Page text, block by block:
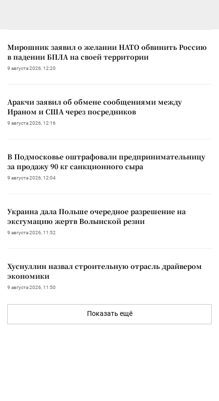
Мирошник заявил о желании НАТО обвинить Россию
в падении БПЛА на своей территории
9 августа 2026, 12:20
Аракчи заявил об обмене сообщениями между
Ираном и США через посредников
9 августа 2026, 12:16
В Подмосковье оштрафовали предпринимательницу
за продажу 90 кг санкционного сыра
9 августа 2026, 12:04
Украина дала Польше очередное разрешение на
эксгумацию жертв Волынской резни
9 августа 2026, 11:52
Хуснуллин назвал строительную отрасль драйвером
экономики
9 августа 2026, 11:50
Показать ещё